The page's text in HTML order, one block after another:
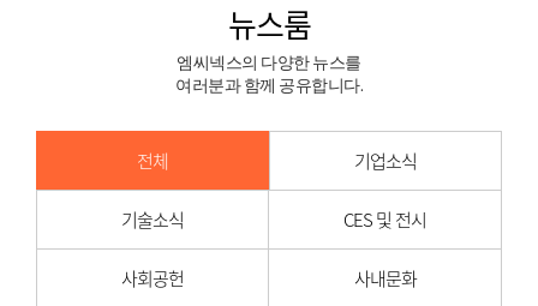
뉴스룸
엠씨넥스의 다양한 뉴스를
여러분과 함께 공유합니다.
전체 기업소식
기술소식 CES 및 전시
사회공헌 사내문화